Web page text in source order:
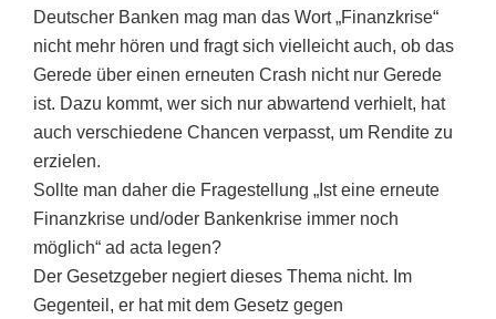
Deutscher Banken mag man das Wort „Finanzkrise“
nicht mehr hören und fragt sich vielleicht auch, ob das
Gerede über einen erneuten Crash nicht nur Gerede
ist. Dazu kommt, wer sich nur abwartend verhielt, hat
auch verschiedene Chancen verpasst, um Rendite zu
erzielen.
Sollte man daher die Fragestellung „Ist eine erneute
Finanzkrise und/oder Bankenkrise immer noch
möglich“ ad acta legen?
Der Gesetzgeber negiert dieses Thema nicht. Im
Gegenteil, er hat mit dem Gesetz gegen